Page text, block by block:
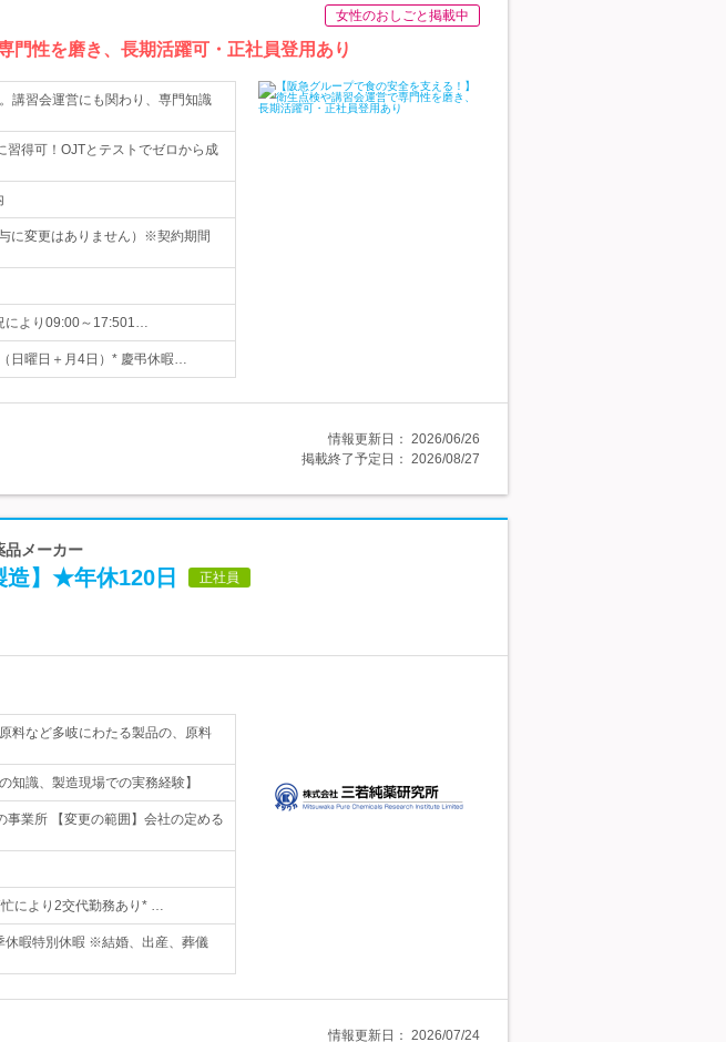
女性のおしごと掲載中
門性を磨き、長期活躍可・正社員登用あり
講習会運営にも関わり、専門知識
習得可！OJTとテストでゼロから成
に変更はありません）※契約期間
により09:00～17:501…
日曜日＋月4日）* 慶弔休暇…
情報更新日： 2026/06/26
掲載終了予定日： 2026/08/27
品メーカー
造】★年休120日 正社員
料など多岐にわたる製品の、原料
知識、製造現場での実務経験】
事業所 【変更の範囲】会社の定める
により2交代勤務あり* …
休暇特別休暇 ※結婚、出産、葬儀
情報更新日： 2026/07/24